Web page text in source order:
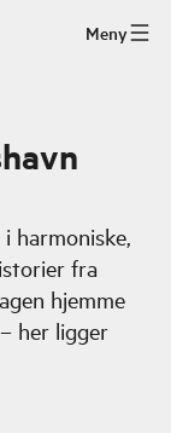
Meny
harmoniske,
fra
hjemme
her ligger